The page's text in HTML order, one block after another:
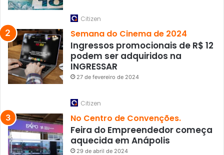
Citizen
Semana do Cinema de 2024
Ingressos promocionais de R$ 12
podem ser adquiridos na
INGRESSAR
27 de fevereiro de 2024
Citizen
No Centro de Convenções.
Feira do Empreendedor começa
aquecida em Anápolis
29 de abril de 2024